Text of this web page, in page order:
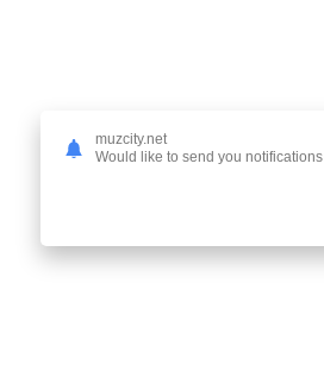
muzcity.net
Would like to send you notifications